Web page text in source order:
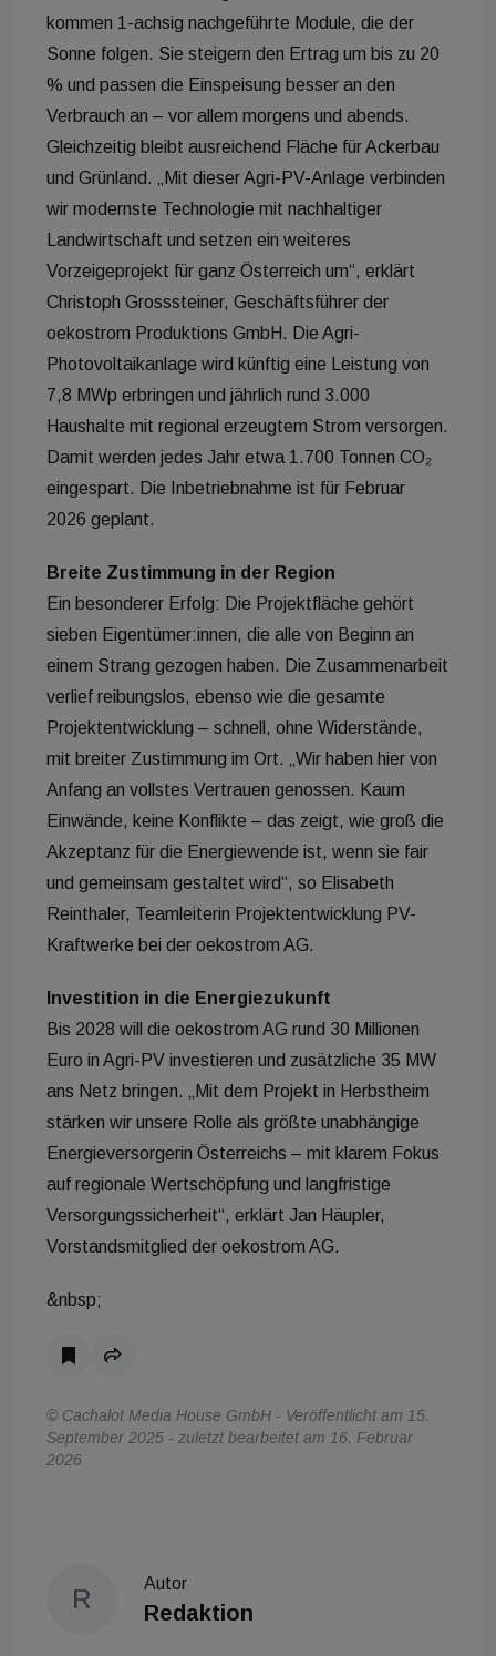
kommen 1-achsig nachgeführte Module, die der
Sonne folgen. Sie steigern den Ertrag um bis zu 20
% und passen die Einspeisung besser an den
Verbrauch an – vor allem morgens und abends.
Gleichzeitig bleibt ausreichend Fläche für Ackerbau
und Grünland. „Mit dieser Agri-PV-Anlage verbinden
wir modernste Technologie mit nachhaltiger
Landwirtschaft und setzen ein weiteres
Vorzeigeprojekt für ganz Österreich um“, erklärt
Christoph Grosssteiner, Geschäftsführer der
oekostrom Produktions GmbH. Die Agri-
Photovoltaikanlage wird künftig eine Leistung von
7,8 MWp erbringen und jährlich rund 3.000
Haushalte mit regional erzeugtem Strom versorgen.
Damit werden jedes Jahr etwa 1.700 Tonnen CO₂
eingespart. Die Inbetriebnahme ist für Februar
2026 geplant.
Breite Zustimmung in der Region
Ein besonderer Erfolg: Die Projektfläche gehört
sieben Eigentümer:innen, die alle von Beginn an
einem Strang gezogen haben. Die Zusammenarbeit
verlief reibungslos, ebenso wie die gesamte
Projektentwicklung – schnell, ohne Widerstände,
mit breiter Zustimmung im Ort. „Wir haben hier von
Anfang an vollstes Vertrauen genossen. Kaum
Einwände, keine Konflikte – das zeigt, wie groß die
Akzeptanz für die Energiewende ist, wenn sie fair
und gemeinsam gestaltet wird“, so Elisabeth
Reinthaler, Teamleiterin Projektentwicklung PV-
Kraftwerke bei der oekostrom AG.
Investition in die Energiezukunft
Bis 2028 will die oekostrom AG rund 30 Millionen
Euro in Agri-PV investieren und zusätzliche 35 MW
ans Netz bringen. „Mit dem Projekt in Herbstheim
stärken wir unsere Rolle als größte unabhängige
Energieversorgerin Österreichs – mit klarem Fokus
auf regionale Wertschöpfung und langfristige
Versorgungssicherheit“, erklärt Jan Häupler,
Vorstandsmitglied der oekostrom AG.
&nbsp;
© Cachalot Media House GmbH - Veröffentlicht am 15.
September 2025 - zuletzt bearbeitet am 16. Februar
2026
R
Autor
Redaktion